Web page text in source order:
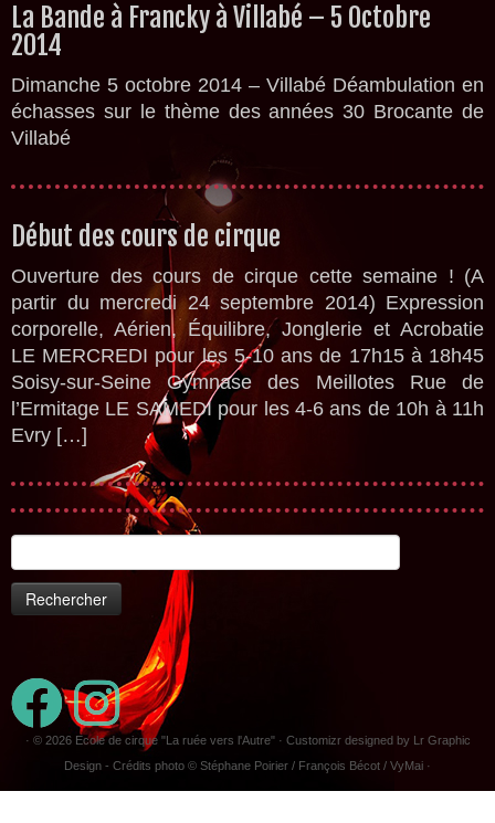
La Bande à Francky à Villabé – 5 Octobre
2014
Dimanche 5 octobre 2014 – Villabé Déambulation en
échasses sur le thème des années 30 Brocante de
Villabé
Début des cours de cirque
Ouverture des cours de cirque cette semaine ! (A
partir du mercredi 24 septembre 2014) Expression
corporelle, Aérien, Équilibre, Jonglerie et Acrobatie
LE MERCREDI pour les 5-10 ans de 17h15 à 18h45
Soisy-sur-Seine Gymnase des Meillotes Rue de
l’Ermitage LE SAMEDI pour les 4-6 ans de 10h à 11h
Evry […]
· © 2026 Ecole de cirque "La ruée vers l'Autre"· Customizr designed by Lr Graphic
Design - Crédits photo © Stéphane Poirier / François Bécot / VyMai ·